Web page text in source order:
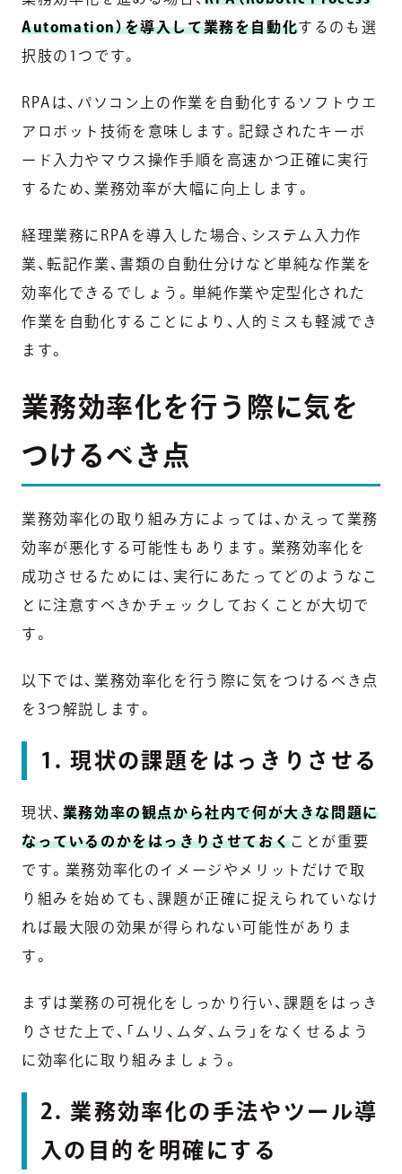
Automation）を導入して業務を自動化するのも選
択肢の1つです。
RPAは、パソコン上の作業を自動化するソフトウエ
アロボット技術を意味します。記録されたキーボ
ード入力やマウス操作手順を高速かつ正確に実行
するため、業務効率が大幅に向上します。
経理業務にRPAを導入した場合、システム入力作
業、転記作業、書類の自動仕分けなど単純な作業を
効率化できるでしょう。単純作業や定型化された
作業を自動化することにより、人的ミスも軽減でき
ます。
業務効率化を行う際に気を
つけるべき点
業務効率化の取り組み方によっては、かえって業務
効率が悪化する可能性もあります。業務効率化を
成功させるためには、実行にあたってどのようなこ
とに注意すべきかチェックしておくことが大切で
す。
以下では、業務効率化を行う際に気をつけるべき点
を3つ解説します。
1. 現状の課題をはっきりさせる
現状、 業務効率の観点から社内で何が大きな問題に
なっているのかをはっきりさせておくことが重要
です。業務効率化のイメージやメリットだけで取
り組みを始めても、課題が正確に捉えられていなけ
れば最大限の効果が得られない可能性がありま
す。
まずは業務の可視化をしっかり行い、課題をはっき
りさせた上で、「ムリ、ムダ、ムラ」をなくせるよう
に効率化に取り組みましょう。
2. 業務効率化の手法やツール導
入の目的を明確にする